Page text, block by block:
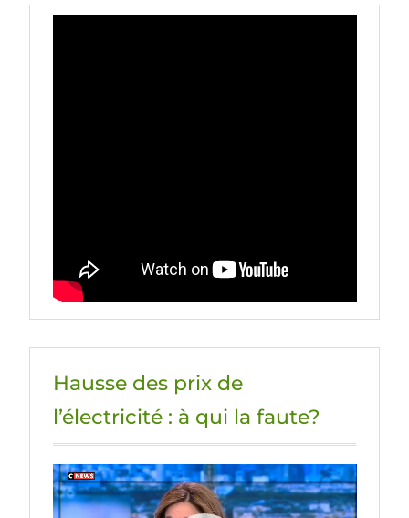
Hausse des prix de
l’électricité : à qui la faute?
Lecteur
vidéo